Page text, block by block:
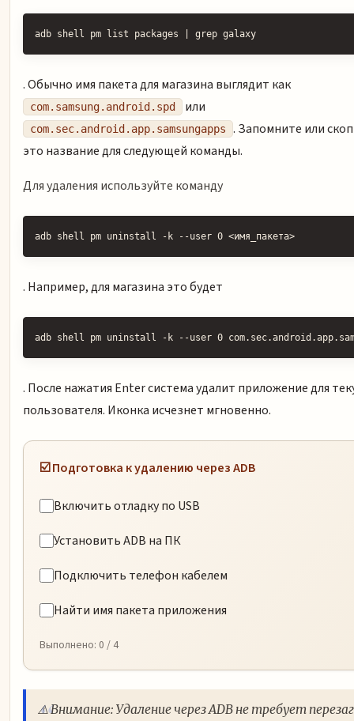
adb shell pm list packages | grep galaxy
. Обычно имя пакета для магазина выглядит как
com.samsung.android.spd или
com.sec.android.app.samsungapps
. Запомните или
это название для следующей команды.
Для удаления используйте команду
adb shell pm uninstall -k --user 0 <имя_пакета>
. Например, для магазина это будет
adb shell pm uninstall -k --user 0
. После нажатия Enter система удалит приложение для
пользователя. Иконка исчезнет мгновенно.
☑️ Подготовка к удалению через ADB
Включить отладку по USB
Установить ADB на ПК
Подключить телефон кабелем
Найти имя пакета приложения
Выполнено: 0 / 4
⚠️ Внимание: Удаление через ADB не требует